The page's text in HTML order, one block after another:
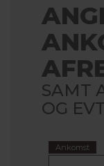
SAMT
OG
Ankomst